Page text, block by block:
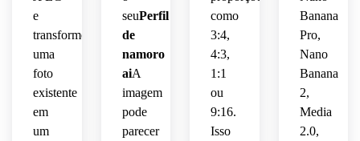
um
resultado
refinado,
mas
polido
parecer
fresco
aventureiro
detalhes
uma
versão
melhor
foto
original.
e
transforme
uma
foto
existente
em
um
seuPerfil
de
namoro
aiA
imagem
pode
parecer
como
3:4,
4:3,
1:1
ou
9:16.
Isso
Banana
Pro,
Nano
Banana
2,
Media
2.0,